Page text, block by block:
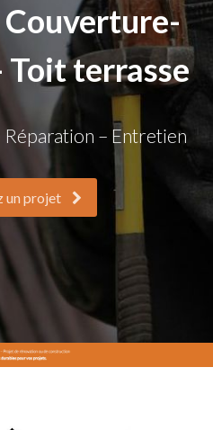
Toit terrasse
– Entretien
un projet